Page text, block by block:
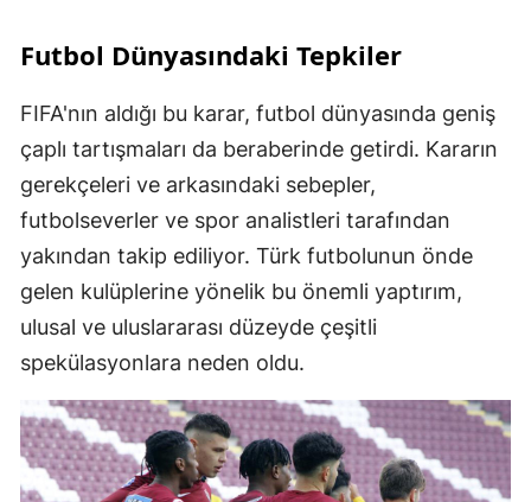
Futbol Dünyasındaki Tepkiler
FIFA'nın aldığı bu karar, futbol dünyasında geniş
çaplı tartışmaları da beraberinde getirdi. Kararın
gerekçeleri ve arkasındaki sebepler,
futbolseverler ve spor analistleri tarafından
yakından takip ediliyor. Türk futbolunun önde
gelen kulüplerine yönelik bu önemli yaptırım,
ulusal ve uluslararası düzeyde çeşitli
spekülasyonlara neden oldu.